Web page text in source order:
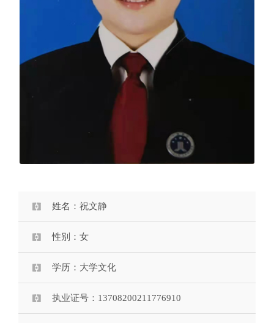
姓名：祝文静
性别：女
学历：大学文化
执业证号：13708200211776910